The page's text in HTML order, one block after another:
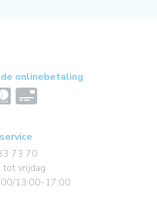
onlinebetaling
73 70
tot vrijdag
13:00-17:00